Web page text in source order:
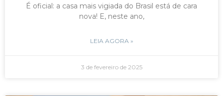
É oficial: a casa mais vigiada do Brasil está de cara
nova! E, neste ano,
LEIA AGORA »
3 de fevereiro de 2025